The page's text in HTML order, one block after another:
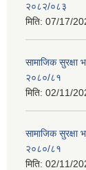
२०८२/०८३
मिति: 07/17/
सामाजिक सुरक्षा
२०८०/८१
मिति: 02/11/
सामाजिक सुरक्षा
२०८०/८१
मिति: 02/11/